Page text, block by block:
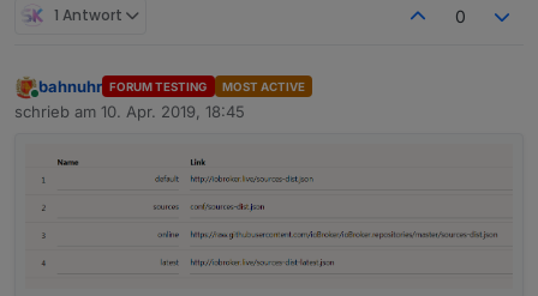
1 Antwort 0
Online
bahnuhr FORUM TESTING MOST ACTIVE
schrieb am 10. Apr. 2019, 18:45
zuletzt editiert von